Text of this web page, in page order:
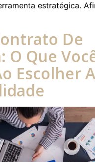
estratégica.
De
O Que
Escolher